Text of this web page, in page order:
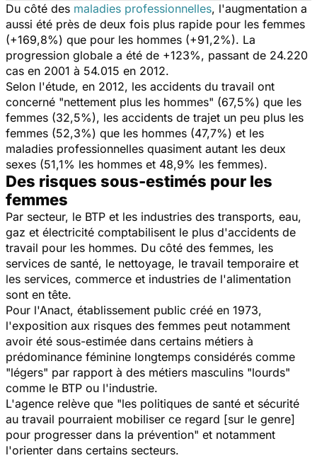
Du côté des maladies professionnelles, l'augmentation a
aussi été près de deux fois plus rapide pour les femmes
(+169,8%) que pour les hommes (+91,2%). La
progression globale a été de +123%, passant de 24.220
cas en 2001 à 54.015 en 2012.
Selon l'étude, en 2012, les accidents du travail ont
concerné "nettement plus les hommes" (67,5%) que les
femmes (32,5%), les accidents de trajet un peu plus les
femmes (52,3%) que les hommes (47,7%) et les
maladies professionnelles quasiment autant les deux
sexes (51,1% les hommes et 48,9% les femmes).
Des risques sous-estimés pour les
femmes
Par secteur, le BTP et les industries des transports, eau,
gaz et électricité comptabilisent le plus d'accidents de
travail pour les hommes. Du côté des femmes, les
services de santé, le nettoyage, le travail temporaire et
les services, commerce et industries de l'alimentation
sont en tête.
Pour l'Anact, établissement public créé en 1973,
l'exposition aux risques des femmes peut notamment
avoir été sous-estimée dans certains métiers à
prédominance féminine longtemps considérés comme
"légers" par rapport à des métiers masculins "lourds"
comme le BTP ou l'industrie.
L'agence relève que "les politiques de santé et sécurité
au travail pourraient mobiliser ce regard [sur le genre]
pour progresser dans la prévention" et notamment
l'orienter dans certains secteurs.